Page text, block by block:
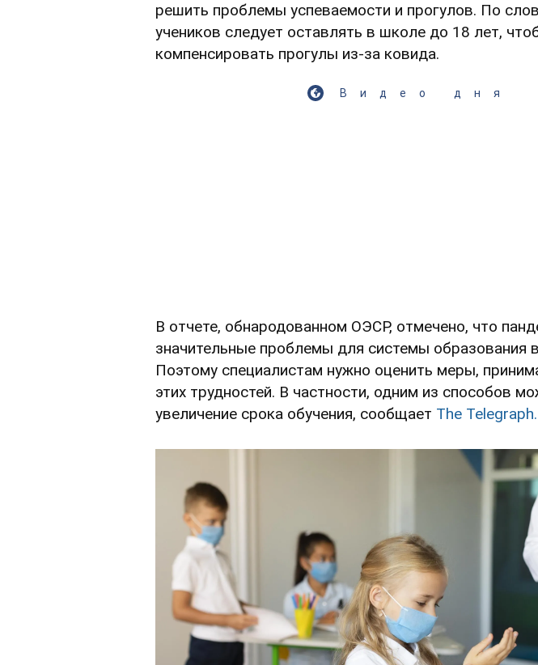
решить проблемы успеваемости и прогулов. По
учеников следует оставлять в школе до 18 лет,
компенсировать прогулы из-за ковида.
Видео дня
В отчете, обнародованном ОЭСР, отмечено, что
значительные проблемы для системы образования
Поэтому специалистам нужно оценить меры,
этих трудностей. В частности, одним из способов
увеличение срока обучения, сообщает The Telegraph.